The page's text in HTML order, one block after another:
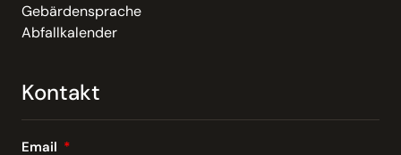
Gebärdensprache
Abfallkalender
Kontakt
Email